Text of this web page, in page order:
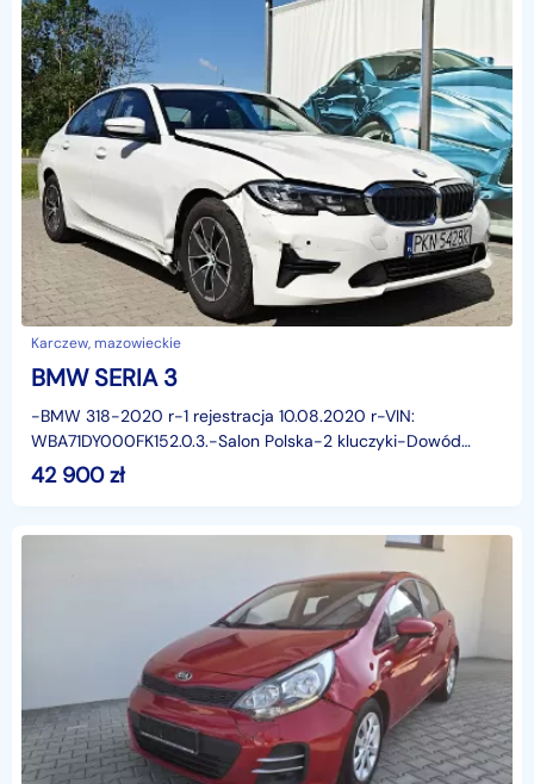
Karczew, mazowieckie
BMW SERIA 3
-BMW 318-2020 r-1 rejestracja 10.08.2020 r-VIN:
WBA71DY000FK152.0.3.-Salon Polska-2 kluczyki-Dowód
rejestracyjny zatrz. elektronicznie-BMW uszkodzone
42 900zł